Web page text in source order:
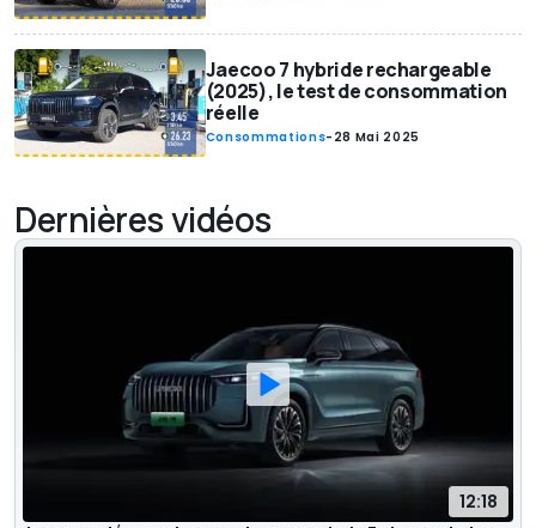
Jaecoo 7 hybride rechargeable
(2025), le test de consommation
réelle
Consommations- 28 Mai 2025
Dernières vidéos
12:18